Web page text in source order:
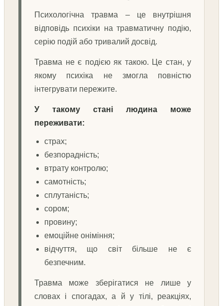
Психологічна травма – це внутрішня
відповідь психіки на травматичну подію,
серію подій або тривалий досвід.
Травма не є подією як такою. Це стан, у
якому психіка не змогла повністю
інтегрувати пережите.
У такому стані людина може
переживати:
страх;
безпорадність;
втрату контролю;
самотність;
сплутаність;
сором;
провину;
емоційне оніміння;
відчуття, що світ більше не є
безпечним.
Травма може зберігатися не лише у
словах і спогадах, а й у тілі, реакціях,